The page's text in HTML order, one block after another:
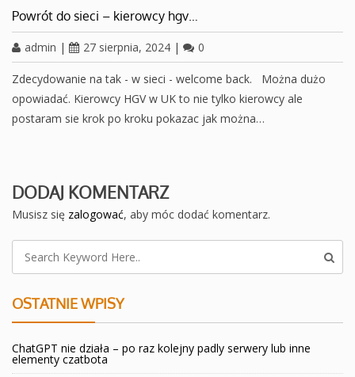
Powrót do sieci – kierowcy hgv…
admin | 27 sierpnia, 2024 | 0
Zdecydowanie na tak - w sieci - welcome back. Można dużo
opowiadać. Kierowcy HGV w UK to nie tylko kierowcy ale
postaram sie krok po kroku pokazac jak można…
DODAJ KOMENTARZ
Musisz się zalogować, aby móc dodać komentarz.
OSTATNIE WPISY
ChatGPT nie działa – po raz kolejny padly serwery lub inne
elementy czatbota